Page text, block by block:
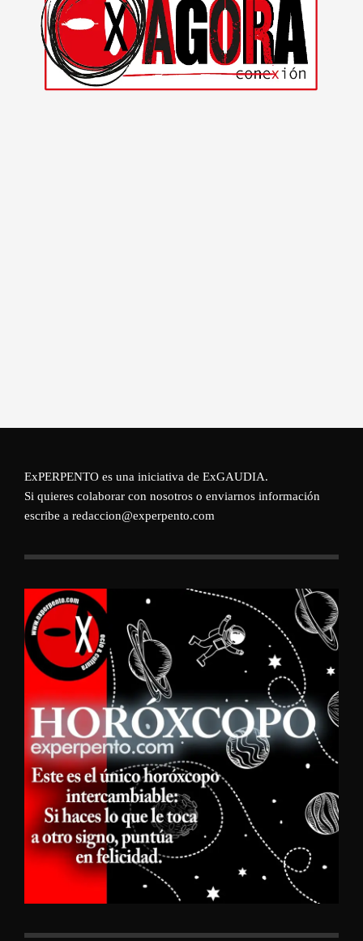
ExPERPENTO es una iniciativa de ExGAUDIA.
Si quieres colaborar con nosotros o enviarnos información
escribe a redaccion@experpento.com